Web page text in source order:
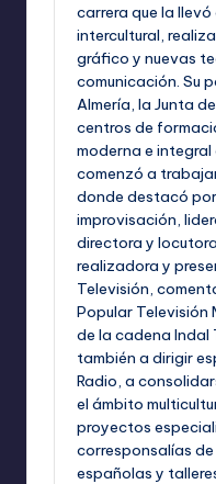
carrera que la
intercultural,
gráfico y nuevas
comunicación. Su
Almería, la Junta
centros de
moderna e integral
comenzó a
donde destacó
improvisación,
directora y
realizadora y
Televisión,
Popular Televisión
de la cadena Indal
también a dirigir
Radio, a
el ámbito
proyectos
corresponsalías de
españolas y